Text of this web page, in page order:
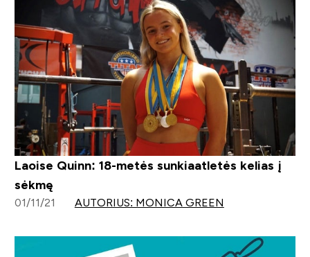
Laoise Quinn: 18-metės sunkiaatletės kelias į
sėkmę
01/11/21 AUTORIUS: MONICA GREEN